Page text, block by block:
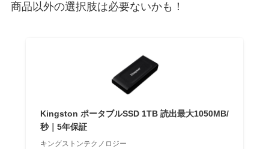
商品以外の選択肢は必要ないかも！
Kingston ポータブルSSD 1TB 読出最大1050MB/
秒｜5年保証
キングストンテクノロジー